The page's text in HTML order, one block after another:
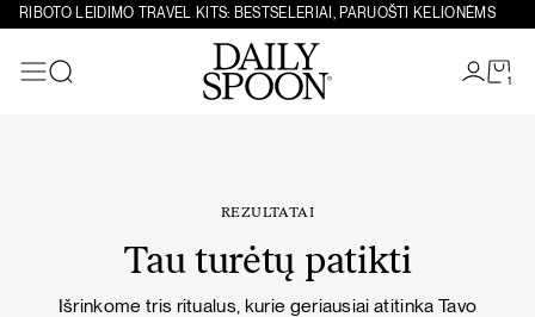
Eiti prie turinio
RIBOTO LEIDIMO TRAVEL KITS: BESTSELERIAI, PARUOŠTI KELIONĖMS
1
REZULTATAI
Tau turėtų patikti
Išrinkome tris ritualus, kurie geriausiai atitinka Tavo